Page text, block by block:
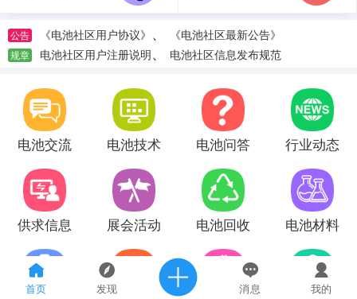
首页 发现 消息 我的
公告 《电池社区用户协议》 、 《电池社区最新公告》
规章 电池社区用户注册说明、 电池社区信息发布规范
电池交流 电池技术 电池问答 行业动态
供求信息 展会活动 电池回收 电池材料